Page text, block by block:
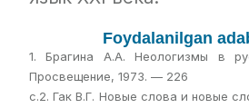
Foydalanilgan
1. Брагина А.А. Неологизмы в
Просвещение, 1973. — 226
с.2. Гак В.Г. Новые слова и новые